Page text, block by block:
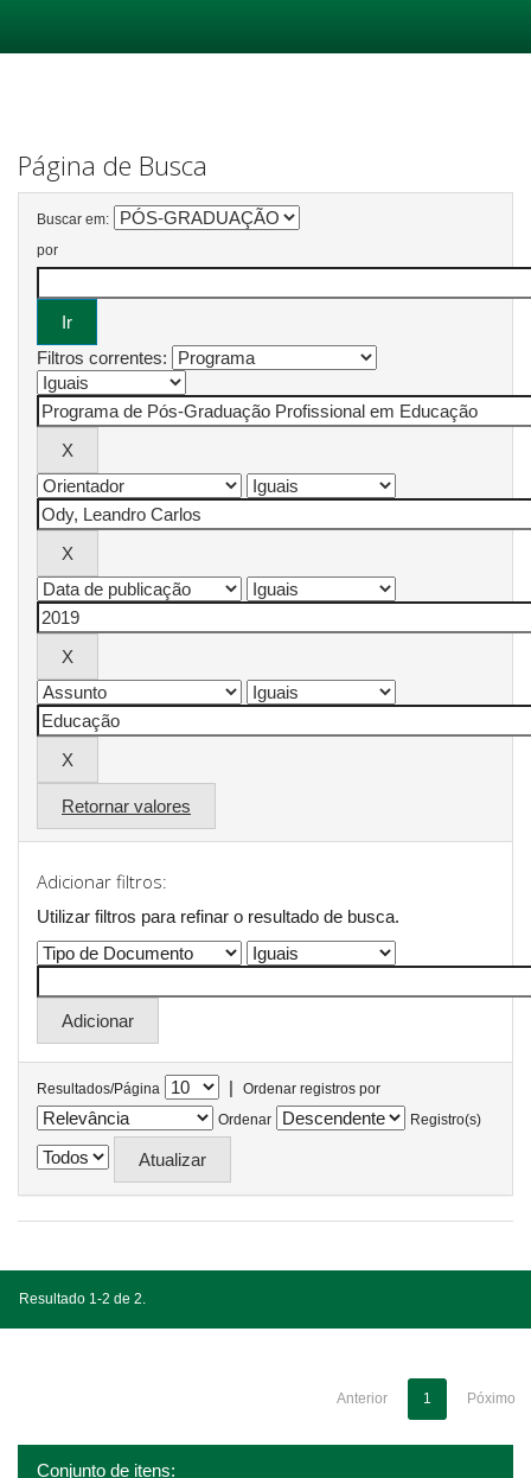
Página de Busca
Buscar em:
por
Filtros correntes:
Retornar valores
Adicionar filtros:
Utilizar filtros para refinar o resultado de busca.
Resultados/Página |
Ordenar registros por
Ordenar
Registro(s)
Resultado 1-2 de 2.
Anterior 1 Póximo
Conjunto de itens: